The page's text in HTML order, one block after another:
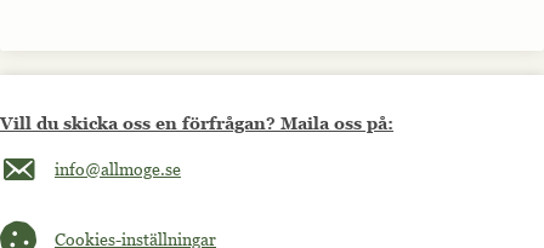
Vill du skicka oss en förfrågan? Maila oss på:
Maila oss på info@allmoge.se
info@allmoge.se
Cookies-inställningar
Cookies-inställningar